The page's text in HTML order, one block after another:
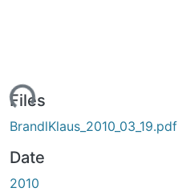
Files
BrandlKlaus_2010_03_19.pdf
Date
2010